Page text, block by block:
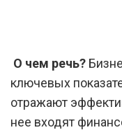
О чем речь?
ключевых
отражают
нее входят